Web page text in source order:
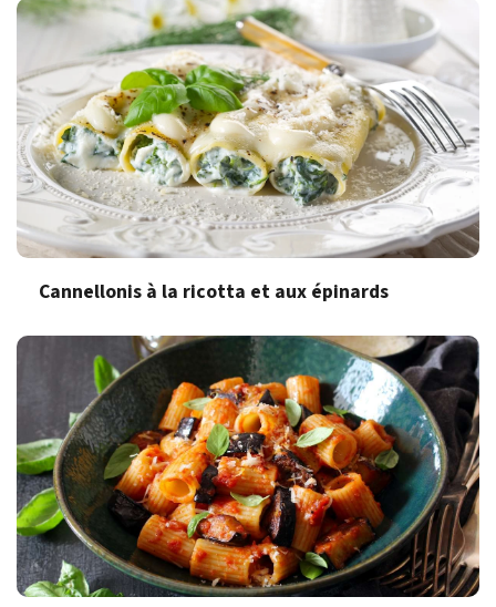
Cannellonis à la ricotta et aux épinards